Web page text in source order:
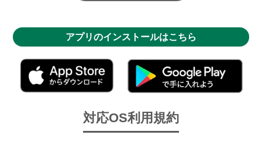
アプリのインストールはこちら
対応OS利用規約